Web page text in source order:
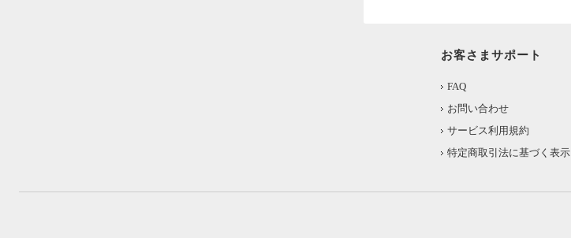
お客さまサポート
FAQ
お問い合わせ
サービス利用規約
特定商取引法に基づく表示